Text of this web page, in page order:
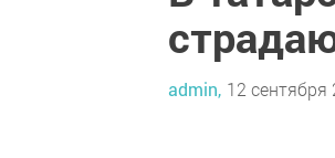
admin, 12 сентября